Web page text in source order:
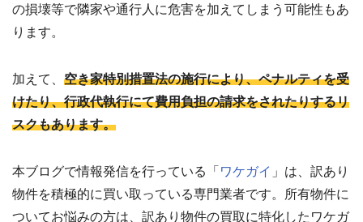
の損壊等で隣家や通行人に危害を加えてしまう可能性もあ
ります。
加えて、 空き家特別措置法の施行により、ペナルティを受
けたり、行政代執行にて費用負担の請求をされたりするリ
スクもあります。
本ブログで情報発信を行っている「 ワケガイ 」は、訳あり
物件を積極的に買い取っている専門業者です。所有物件に
ついてお悩みの方は、訳あり物件の買取に特化したワケガ